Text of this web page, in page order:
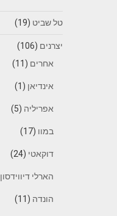
טל שביט (19)
יצרנים (106)
אחרים (11)
אינדיאן (1)
אפריליה (5)
במוו (17)
דוקאטי (24)
הארלי דיווידסון
הונדה (11)